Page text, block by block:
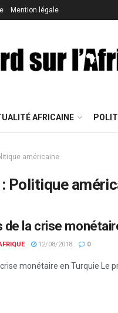
Mention légale
AFRICAINE
américaine
Politique
de la crise
12/08/2018 0
crise monétaire en Turquie Le